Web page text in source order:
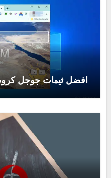
افضل ثيمات جوجل كروم